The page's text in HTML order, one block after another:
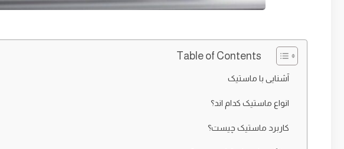
Table of Contents
آشنایی با ماستیک
انواع ماستیک کدام اند؟
کاربرد ماستیک چیست؟